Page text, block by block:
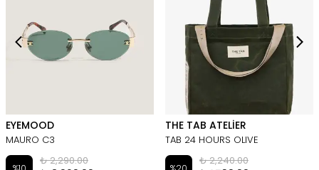
EYEMOOD
MAURO C3
₺ 2,290.00
THE TAB ATELİER
TAB 24 HOURS OLIVE
₺ 2,240.00